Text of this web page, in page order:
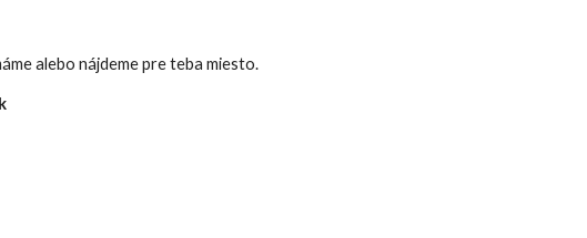
alebo nájdeme pre teba miesto.